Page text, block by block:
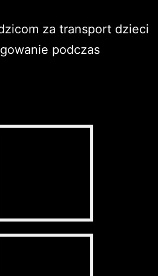
za transport dzieci
podczas